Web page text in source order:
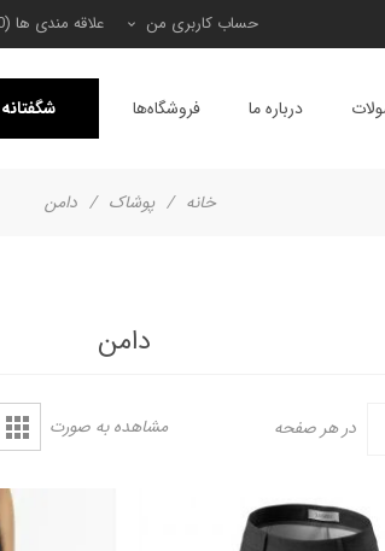
حساب کاربری من علاقه مندی ها (0)
درباره ما فروشگاه‌ها شگفتانه
خانه / پوشاک / دامن
دامن
مشاهده به صورت در هر صفحه